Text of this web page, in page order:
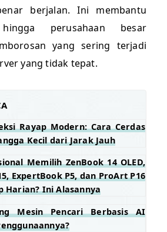
berjalan. Ini membantu
perusahaan besar
yang sering terjadi
yang tidak tepat.
Rayap Modern: Cara Cerdas
Kecil dari Jarak Jauh
Memilih ZenBook 14 OLED,
ExpertBook P5, dan ProArt P16
Harian? Ini Alasannya
Mesin Pencari Berbasis AI